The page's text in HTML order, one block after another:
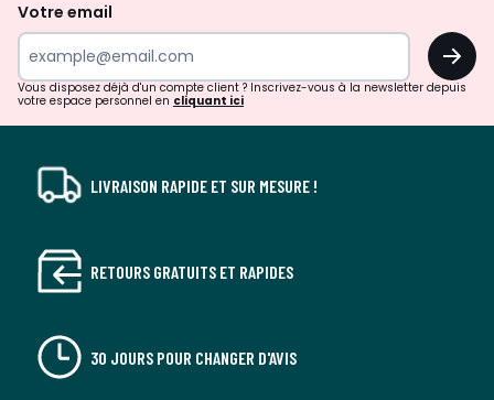
surprises?
Votre email
OK
Vous disposez déjà d'un compte client ? Inscrivez-vous à la newsletter depuis
votre espace personnel en cliquant ici
LIVRAISON RAPIDE ET SUR MESURE !
RETOURS GRATUITS ET RAPIDES
30 JOURS POUR CHANGER D'AVIS